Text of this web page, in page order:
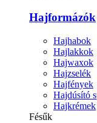
Hajformázók
Hajhabok
Hajlakkok
Hajwaxok
Hajzselék
Hajfények
Hajdúsító
Hajkrémek
Fésűk